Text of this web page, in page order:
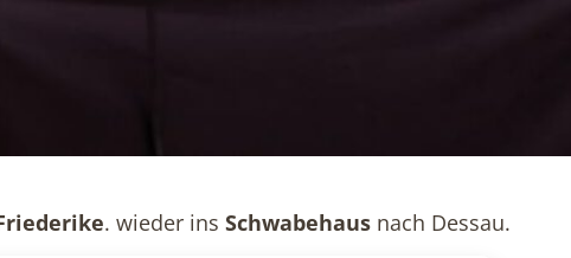
. wieder ins Schwabehaus nach Dessau.